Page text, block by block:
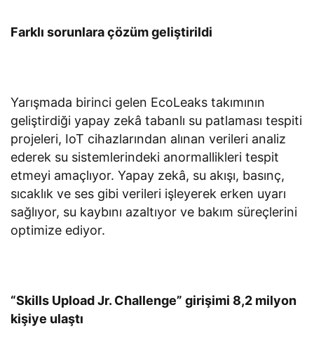
Farklı sorunlara çözüm geliştirildi
Yarışmada birinci gelen EcoLeaks takımının
geliştirdiği yapay zekâ tabanlı su patlaması tespiti
projeleri, IoT cihazlarından alınan verileri analiz
ederek su sistemlerindeki anormallikleri tespit
etmeyi amaçlıyor. Yapay zekâ, su akışı, basınç,
sıcaklık ve ses gibi verileri işleyerek erken uyarı
sağlıyor, su kaybını azaltıyor ve bakım süreçlerini
optimize ediyor.
“Skills Upload Jr. Challenge” girişimi 8,2 milyon
kişiye ulaştı